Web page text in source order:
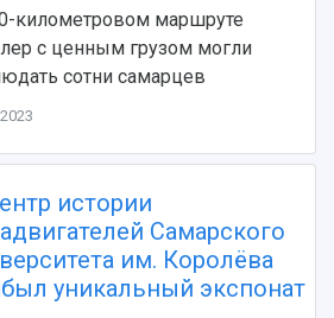
межвузовский кампус
организации
километровом маршруте
с ценным грузом могли
сотни самарцев
истории
Самарского
им. Королёва
уникальный экспонат